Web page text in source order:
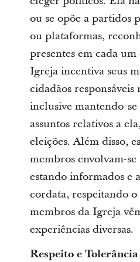
ou se opõe a partidos
ou plataformas,
presentes em cada
Igreja incentiva seus
cidadãos
inclusive mantendo-
assuntos relativos a
eleições. Além disso,
membros envolvam-
estando informados e
cordata, respeitando
membros da Igreja
experiências diversas.
Respeito e Tolerância